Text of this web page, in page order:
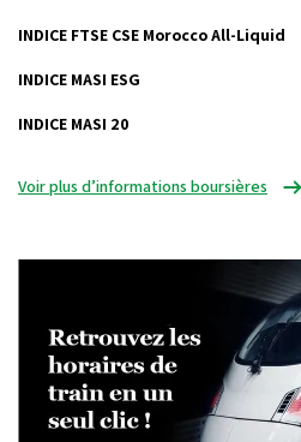
INDICE FTSE CSE Morocco All-Liquid
INDICE MASI ESG
INDICE MASI 20
Voir plus d’informations boursières